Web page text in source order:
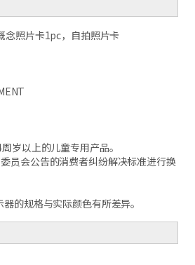
念照片卡1pc，自拍照片卡
岁以上的儿童专用产品。
员会公告的消费者纠纷解决标准进行换
的规格与实际颜色有所差异。